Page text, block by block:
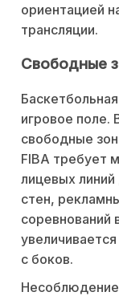
ориентацией
трансляции.
Свободные
игровое поле.
свободные
FIBA требует
лицевых
стен,
соревнований
с боков.
Несоблюдение